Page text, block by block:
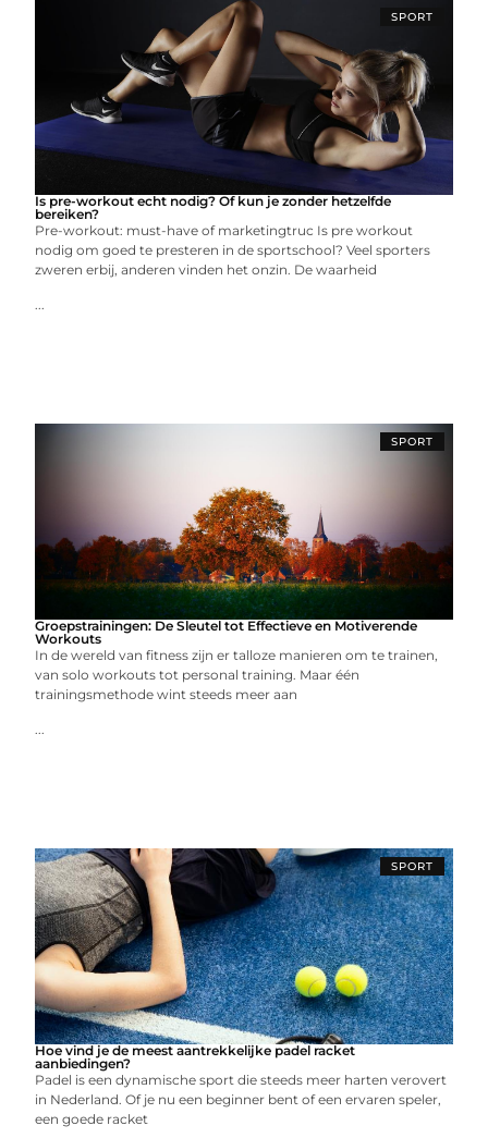
SPORT
Is pre-workout echt nodig? Of kun je zonder hetzelfde
bereiken?
Pre-workout: must-have of marketingtruc Is pre workout
nodig om goed te presteren in de sportschool? Veel sporters
zweren erbij, anderen vinden het onzin. De waarheid
...
SPORT
Groepstrainingen: De Sleutel tot Effectieve en Motiverende
Workouts
In de wereld van fitness zijn er talloze manieren om te trainen,
van solo workouts tot personal training. Maar één
trainingsmethode wint steeds meer aan
...
SPORT
Hoe vind je de meest aantrekkelijke padel racket
aanbiedingen?
Padel is een dynamische sport die steeds meer harten verovert
in Nederland. Of je nu een beginner bent of een ervaren speler,
een goede racket